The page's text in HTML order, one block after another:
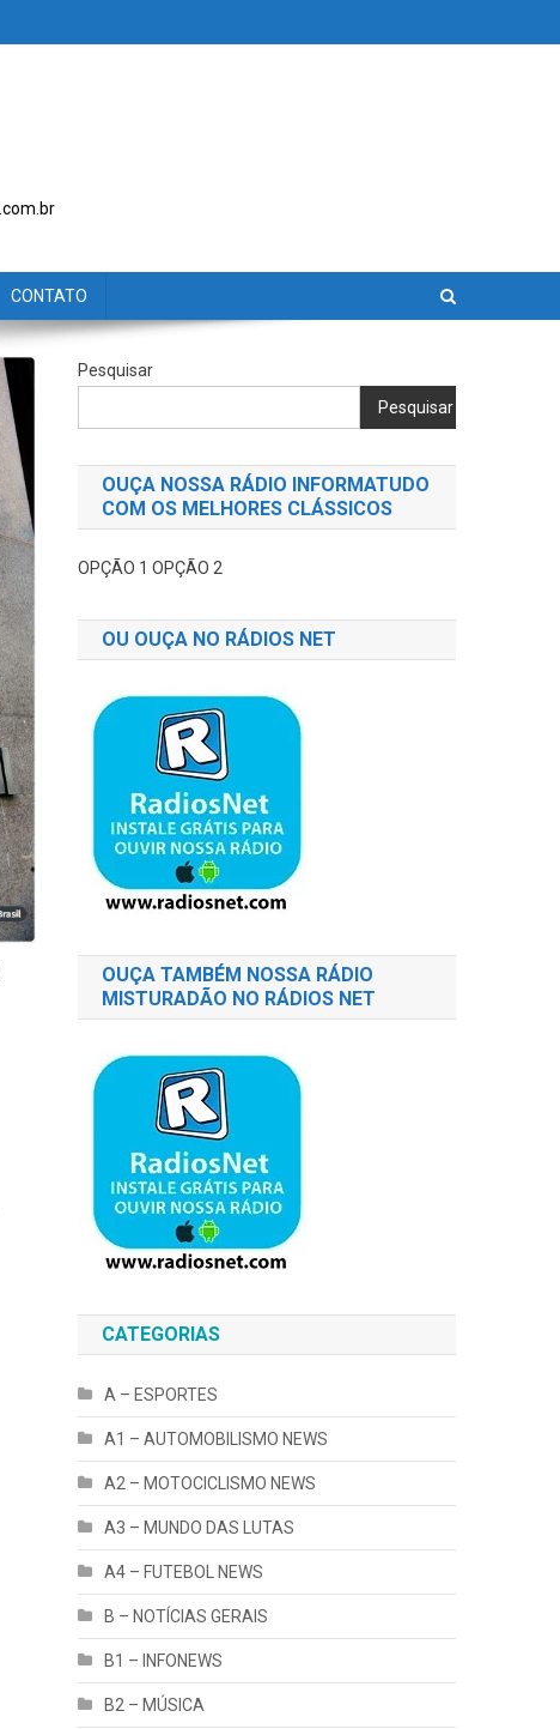
CONTATO
Pesquisar
Pesquisar
OUÇA NOSSA RÁDIO INFORMATUDO
COM OS MELHORES CLÁSSICOS
OPÇÃO 1OPÇÃO 2
OU OUÇA NO RÁDIOS NET
OUÇA TAMBÉM NOSSA RÁDIO
MISTURADÃO NO RÁDIOS NET
CATEGORIAS
A – ESPORTES
A1 – AUTOMOBILISMO NEWS
A2 – MOTOCICLISMO NEWS
A3 – MUNDO DAS LUTAS
A4 – FUTEBOL NEWS
B – NOTÍCIAS GERAIS
B1 – INFONEWS
B2 – MÚSICA